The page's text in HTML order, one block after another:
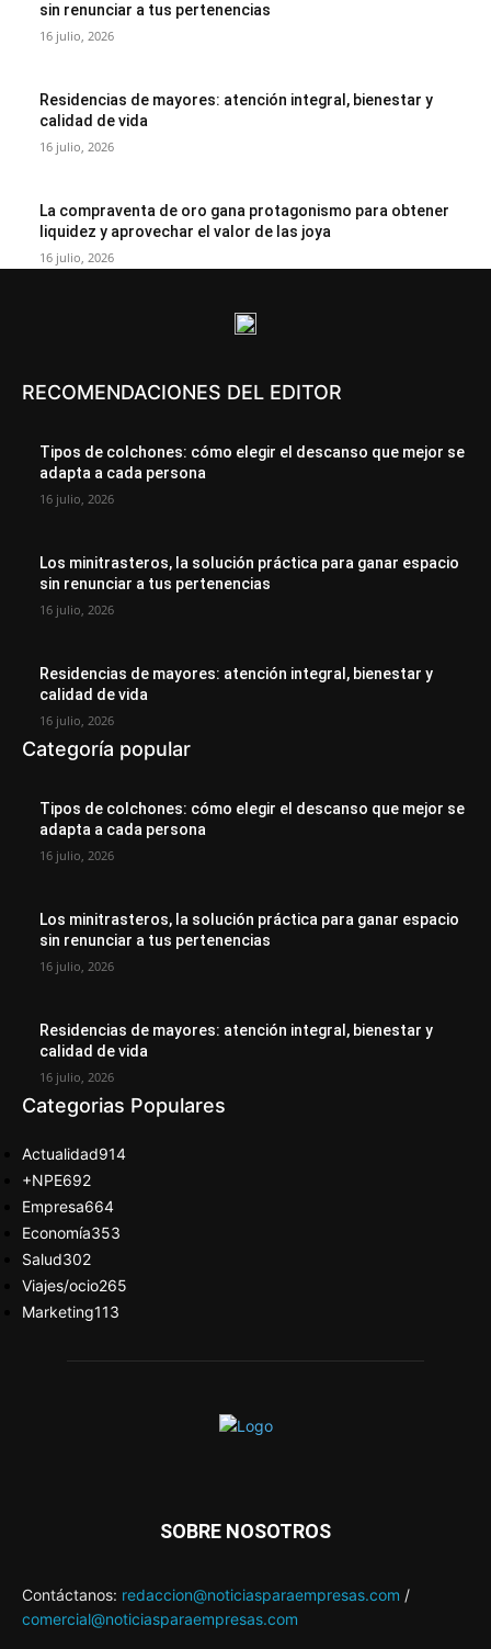
sin renunciar a tus pertenencias
16 julio, 2026
Residencias de mayores: atención integral, bienestar y
calidad de vida
16 julio, 2026
La compraventa de oro gana protagonismo para obtener
liquidez y aprovechar el valor de las joya
16 julio, 2026
RECOMENDACIONES DEL EDITOR
Tipos de colchones: cómo elegir el descanso que mejor se
adapta a cada persona
16 julio, 2026
Los minitrasteros, la solución práctica para ganar espacio
sin renunciar a tus pertenencias
16 julio, 2026
Residencias de mayores: atención integral, bienestar y
calidad de vida
16 julio, 2026
Categoría popular
Tipos de colchones: cómo elegir el descanso que mejor se
adapta a cada persona
16 julio, 2026
Los minitrasteros, la solución práctica para ganar espacio
sin renunciar a tus pertenencias
16 julio, 2026
Residencias de mayores: atención integral, bienestar y
calidad de vida
16 julio, 2026
Categorias Populares
Actualidad914
+NPE692
Empresa664
Economía353
Salud302
Viajes/ocio265
Marketing113
SOBRE NOSOTROS
Contáctanos: redaccion@noticiasparaempresas.com /
comercial@noticiasparaempresas.com